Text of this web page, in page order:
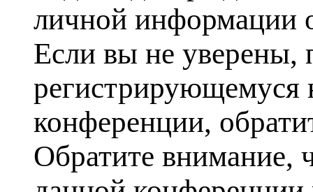
личной информации
Если вы не уверены,
регистрирующемуся
конференции,
Обратите внимание,